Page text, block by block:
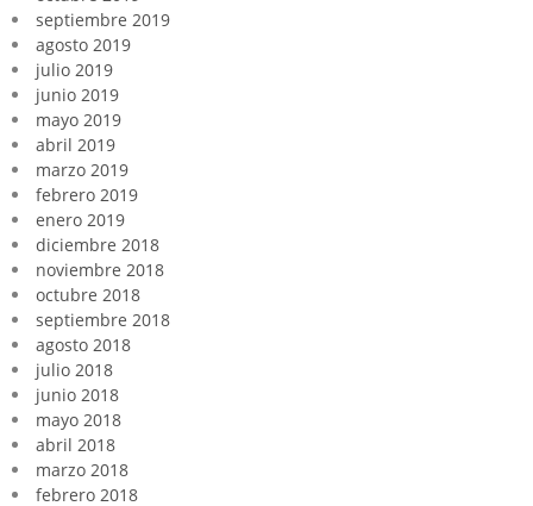
septiembre 2019
agosto 2019
julio 2019
junio 2019
mayo 2019
abril 2019
marzo 2019
febrero 2019
enero 2019
diciembre 2018
noviembre 2018
octubre 2018
septiembre 2018
agosto 2018
julio 2018
junio 2018
mayo 2018
abril 2018
marzo 2018
febrero 2018